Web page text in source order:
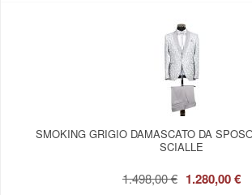
SMOKING GRIGIO DAMASCATO DA
SCIALLE
1.498,00 € 1.280,00 €